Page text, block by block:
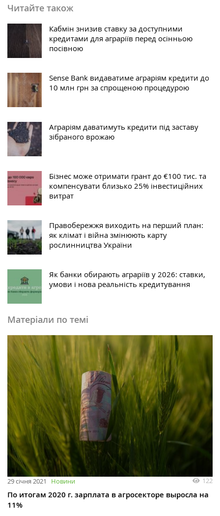
Читайте також
Кабмін знизив ставку за доступними
кредитами для аграріїв перед осінньою
посівною
Sense Bank видаватиме аграріям кредити до
10 млн грн за спрощеною процедурою
Аграріям даватимуть кредити під заставу
зібраного врожаю
Бізнес може отримати грант до €100 тис. та
компенсувати близько 25% інвестиційних
витрат
Правобережжя виходить на перший план:
як клімат і війна змінюють карту
рослинництва України
Як банки обирають аграріїв у 2026: ставки,
умови і нова реальність кредитування
Матеріали по темі
29 січня 2021 Новини 122
По итогам 2020 г. зарплата в агросекторе выросла на
11%